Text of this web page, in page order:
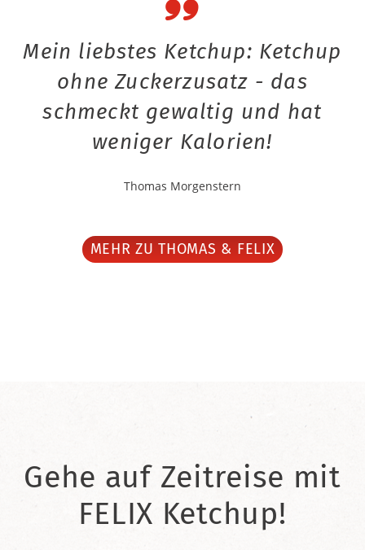
Mein liebstes Ketchup: Ketchup
ohne Zuckerzusatz - das
schmeckt gewaltig und hat
weniger Kalorien!
Thomas Morgenstern
MEHR ZU THOMAS & FELIX
Gehe auf Zeitreise mit
FELIX Ketchup!